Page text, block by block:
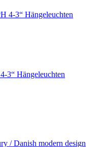
3“ Hängeleuchten